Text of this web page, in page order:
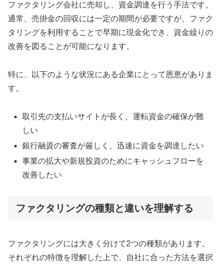
ファクタリング会社に売却し、資金調達を行う手法です。
通常、売掛金の回収には一定の期間が必要ですが、ファク
タリングを利用することで早期に現金化でき、資金繰りの
改善を図ることが可能になります。
特に、以下のような状況にある企業にとって恩恵がありま
す。
取引先の支払いサイトが長く、運転資金の確保が難
しい
銀行融資の審査が厳しく、迅速に資金を調達したい
事業の拡大や新規投資のためにキャッシュフローを
改善したい
ファクタリングの種類と違いを理解する
ファクタリングには大きく分けて2つの種類があります。
それぞれの特徴を理解した上で、自社に合った方法を選択